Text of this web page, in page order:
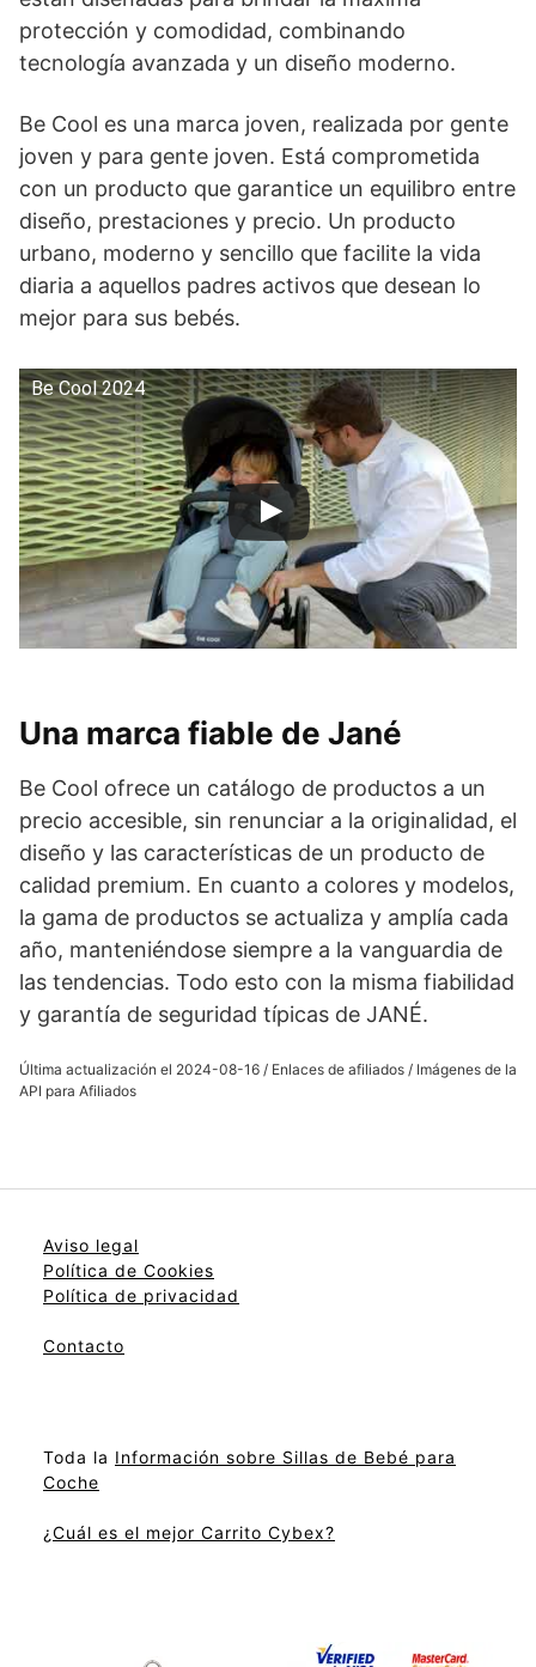
protección y comodidad, combinando
tecnología avanzada y un diseño moderno.
Be Cool es una marca joven, realizada por gente
joven y para gente joven. Está comprometida
con un producto que garantice un equilibro entre
diseño, prestaciones y precio. Un producto
urbano, moderno y sencillo que facilite la vida
diaria a aquellos padres activos que desean lo
mejor para sus bebés.
Be Cool 2024
Una marca fiable de Jané
Be Cool ofrece un catálogo de productos a un
precio accesible, sin renunciar a la originalidad, el
diseño y las características de un producto de
calidad premium. En cuanto a colores y modelos,
la gama de productos se actualiza y amplía cada
año, manteniéndose siempre a la vanguardia de
las tendencias. Todo esto con la misma fiabilidad
y garantía de seguridad típicas de JANÉ.
Última actualización el 2024-08-16 / Enlaces de afiliados / Imágenes de la
API para Afiliados
Aviso legal
Política de Cookies
Política de privacidad
Contacto
Toda la Información sobre Sillas de Bebé para
Coche
¿Cuál es el mejor Carrito Cybex?